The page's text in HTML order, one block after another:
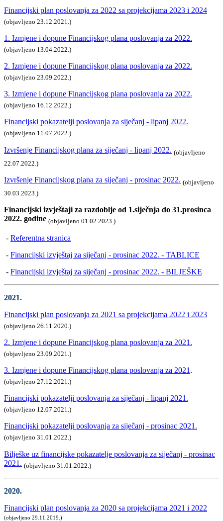
Financijski plan poslovanja za 2022 sa projekcijama 2023 i 2024
(objavljeno 23.12.2021.)
1. Izmjene i dopune Financijskog plana poslovanja za 2022.
(objavljeno 13.04.2022.)
2. Izmjene i dopune Financijskog plana poslovanja za 2022.
(objavljeno 23.09.2022.)
3. Izmjene i dopune Financijskog plana poslovanja za 2022.
(objavljeno 16.12.2022.)
Financijski pokazatelji poslovanja za siječanj - lipanj 2022.
(objavljeno 11.07.2022.)
Izvršenje Financijskog plana za siječanj - lipanj 2022. (objavljeno
22.07.2022.)
Izvršenje Financijskog plana za siječanj - prosinac 2022. (objavljeno
30.03.2023.)
Financijski izvještaji za razdoblje od 1.siječnja do 31.prosinca
2022. godine (objavljeno 01.02.2023.)
- Referentna stranica
- Financijski izvještaj za siječanj - prosinac 2022. - TABLICE
- Financijski izvještaj za siječanj - prosinac 2022. - BILJEŠKE
2021.
Financijski plan poslovanja za 2021 sa projekcijama 2022 i 2023
(objavljeno 26.11.2020.)
2. Izmjene i dopune Financijskog plana poslovanja za 2021.
(objavljeno 23.09.2021.)
3. Izmjene i dopune Financijskog plana poslovanja za 2021 .
(objavljeno 27.12.2021.)
Financijski pokazatelji poslovanja za siječanj - lipanj 2021.
(objavljeno 12.07.2021.)
Financijski pokazatelji poslovanja za siječanj - prosinac 2021.
(objavljeno 31.01.2022.)
Bilješke uz financijske pokazatelje poslovanja za siječanj - prosinac
2021. (objavljeno 31.01.2022.)
2020.
Financijski plan poslovanja za 2020 sa projekcijama 2021 i 2022
(objavljeno 29.11.2019.)